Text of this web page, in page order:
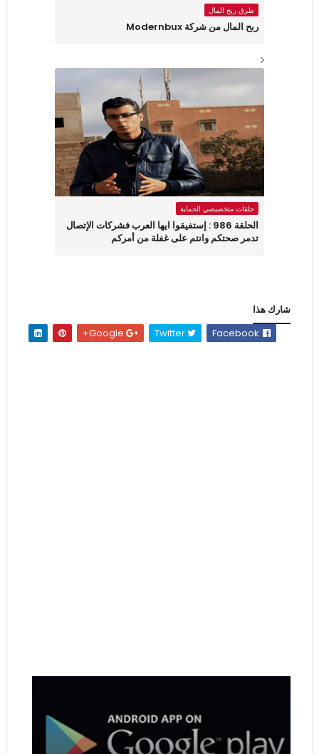
طرق ربح المال
ربح المال من شركة Modernbux
حلقات متخصيصي الحماية
الحلقة 986 : إستفيقوا ايها العرب فشركات الإتصال
تدمر صحتكم وانتم على غفلة من أمركم
شارك هذا
Twitter